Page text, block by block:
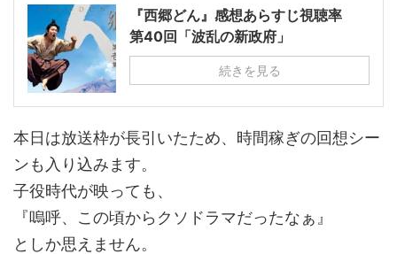
『西郷どん』感想あらすじ視聴率
第40回「波乱の新政府」
続きを見る
本日は放送枠が長引いたため、時間稼ぎの回想シー
ンも入り込みます。
子役時代が映っても、
『嗚呼、この頃からクソドラマだったなぁ』
としか思えません。